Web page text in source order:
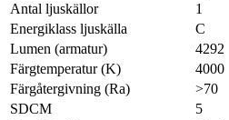
Antal ljuskällor
1
Energiklass ljuskälla
C
Lumen (armatur)
4292
Färgtemperatur (K)
4000
Färgåtergivning (Ra)
>70
SDCM
5